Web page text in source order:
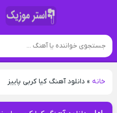
خانه» دانلود آهنگ کیا کربی پاییز